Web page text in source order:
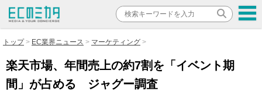
トップ EC業界ニュース マーケティング
楽天市場、年間売上の約7割を「イベント期
間」が占める ジャグー調査